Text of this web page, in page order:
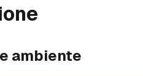
ambiente